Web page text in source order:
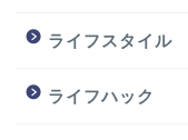
ライフスタイル
ライフハック